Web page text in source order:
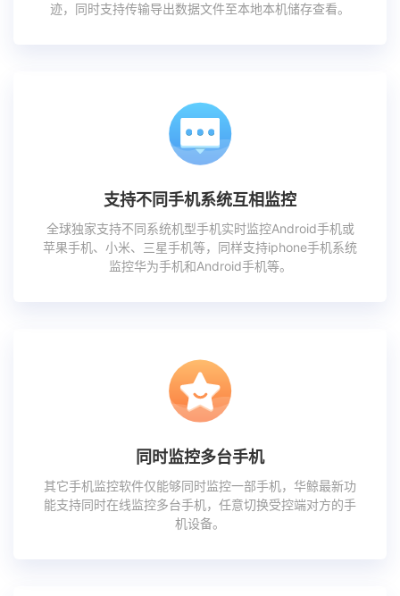
迹，同时支持传输导出数据文件至本地本机储存查看。
支持不同手机系统互相监控
全球独家支持不同系统机型手机实时监控Android手机或
苹果手机、小米、三星手机等，同样支持iphone手机系统
监控华为手机和Android手机等。
同时监控多台手机
其它手机监控软件仅能够同时监控一部手机，华鲸最新功
能支持同时在线监控多台手机，任意切换受控端对方的手
机设备。